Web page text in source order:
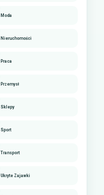
Moda
Nieruchomości
Praca
Przemysł
Sklepy
Sport
Transport
Ukryte Zajawki